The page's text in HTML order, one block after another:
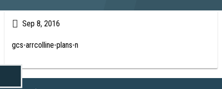
Sep 8, 2016
gcs-arrcolline-plans-n